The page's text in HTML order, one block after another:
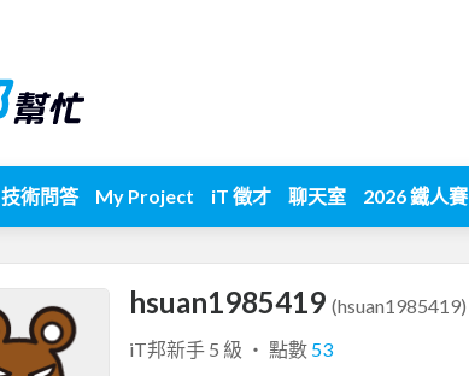
技術問答 My Project iT 徵才 聊天室 2026 鐵人賽
hsuan1985419 (hsuan1985419)
iT邦新手 5 級 ‧ 點數 53